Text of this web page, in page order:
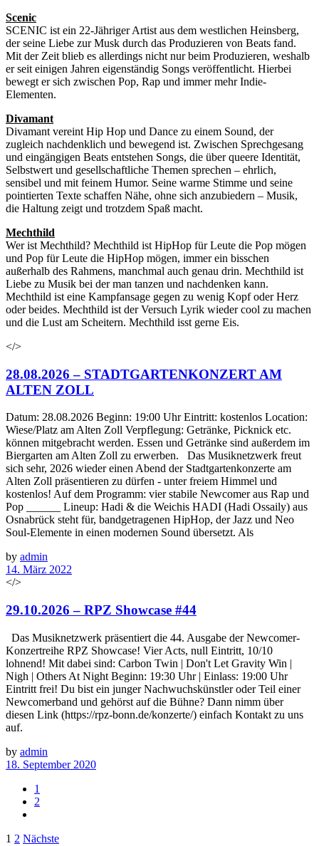
Scenic
SCENIC ist ein 22-Jähriger Artist aus dem westlichen Heinsberg,
der seine Liebe zur Musk durch das Produzieren von Beats fand.
Mit der Zeit blieb es allerdings nicht nur beim Produzieren, weshalb
er seit einigen Jahren eigenständig Songs veröffentlicht. Hierbei
bewegt er sich zwischen Pop, Rap und immer mehr Indie-
Elementen.
Divamant
Divamant vereint Hip Hop und Dance zu einem Sound, der
zugleich nachdenklich und bewegend ist. Zwischen Sprechgesang
und eingängigen Beats entstehen Songs, die über queere Identität,
Selbstwert und gesellschaftliche Themen sprechen – ehrlich,
sensibel und mit feinem Humor. Seine warme Stimme und seine
pointierten Texte schaffen Nähe, ohne sich anzubiedern – Musik,
die Haltung zeigt und trotzdem Spaß macht.
Mechthild
Wer ist Mechthild? Mechthild ist HipHop für Leute die Pop mögen
und Pop für Leute die HipHop mögen, immer ein bisschen
außerhalb des Rahmens, manchmal auch genau drin. Mechthild ist
Liebe zu Musik bei der man tanzen und nachdenken kann.
Mechthild ist eine Kampfansage gegen zu wenig Kopf oder Herz
oder beides. Mechthild ist der Versuch Lyrik wieder cool zu machen
und die Lust am Scheitern. Mechthild isst gerne Eis.
</>
28.08.2026 – STADTGARTENKONZERT AM
ALTEN ZOLL
Datum: 28.08.2026 Beginn: 19:00 Uhr Eintritt: kostenlos Location:
Wiese/Platz am Alten Zoll Verpflegung: Getränke, Picknick etc.
können mitgebracht werden. Essen und Getränke sind außerdem im
Biergarten am Alten Zoll zu erwerben. Das Musiknetzwerk freut
sich sehr, 2026 wieder einen Abend der Stadtgartenkonzerte am
Alten Zoll präsentieren zu dürfen - unter freiem Himmel und
kostenlos! Auf dem Programm: vier stabile Newcomer aus Rap und
Pop ______ Lineup: Hadi & die Weichis HADI (Hadi Ossaily) aus
Osnabrück steht für, bandgetragenen HipHop, der Jazz und Neo
Soul-Elemente in einen modernen Sound übersetzt. Als
by admin
14. März 2022
</>
29.10.2026 – RPZ Showcase #44
Das Musiknetzwerk präsentiert die 44. Ausgabe der Newcomer-
Konzertreihe RPZ Showcase! Vier Acts, null Eintritt, 10/10
lohnend! Mit dabei sind: Carbon Twin | Don't Let Gravity Win |
Nigh | Others At Night Beginn: 19:30 Uhr | Einlass: 19:00 Uhr
Eintritt frei! Du bist ein junger Nachwuchskünstler oder Teil einer
Newcomerband und gehörst auf die Bühne? Dann nimm über
diesen Link (https://rpz-bonn.de/konzerte/) einfach Kontakt zu uns
auf.
by admin
18. September 2020
1
2
Beitragsnavigation
1 2 Nächste